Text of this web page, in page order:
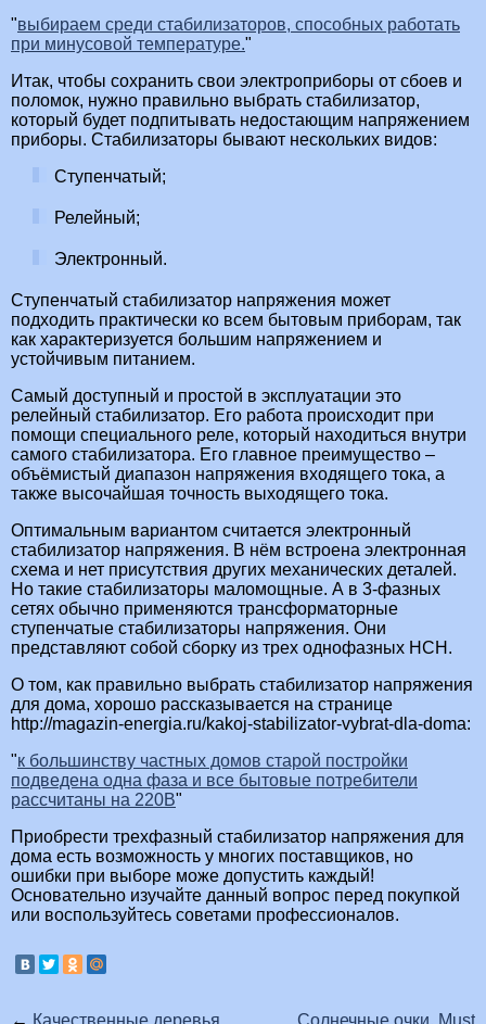
выбираем среди стабилизаторов, способных работать
при минусовой температуре.
Итак, чтобы сохранить свои электроприборы от сбоев и
поломок, нужно правильно выбрать стабилизатор,
который будет подпитывать недостающим напряжением
приборы. Стабилизаторы бывают нескольких видов:
Ступенчатый;
Релейный;
Электронный.
Ступенчатый стабилизатор напряжения может
подходить практически ко всем бытовым приборам, так
как характеризуется большим напряжением и
устойчивым питанием.
Самый доступный и простой в эксплуатации это
релейный стабилизатор. Его работа происходит при
помощи специального реле, который находиться внутри
самого стабилизатора. Его главное преимущество –
объёмистый диапазон напряжения входящего тока, а
также высочайшая точность выходящего тока.
Оптимальным вариантом считается электронный
стабилизатор напряжения. В нём встроена электронная
схема и нет присутствия других механических деталей.
Но такие стабилизаторы маломощные. А в 3-фазных
сетях обычно применяются трансформаторные
ступенчатые стабилизаторы напряжения. Они
представляют собой сборку из трех однофазных НСН.
О том, как правильно выбрать стабилизатор напряжения
для дома, хорошо рассказывается на странице
http://magazin-energia.ru/kakoj-stabilizator-vybrat-dla-doma:
к большинству частных домов старой постройки
подведена одна фаза и все бытовые потребители
рассчитаны на 220В
Приобрести трехфазный стабилизатор напряжения для
дома есть возможность у многих поставщиков, но
ошибки при выборе може допустить каждый!
Основательно изучайте данный вопрос перед покупкой
или воспользуйтесь советами профессионалов.